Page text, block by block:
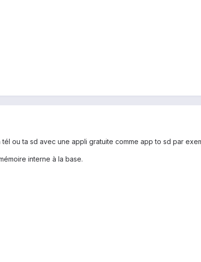
ou ta sd avec une appli gratuite comme app to sd par
interne à la base.